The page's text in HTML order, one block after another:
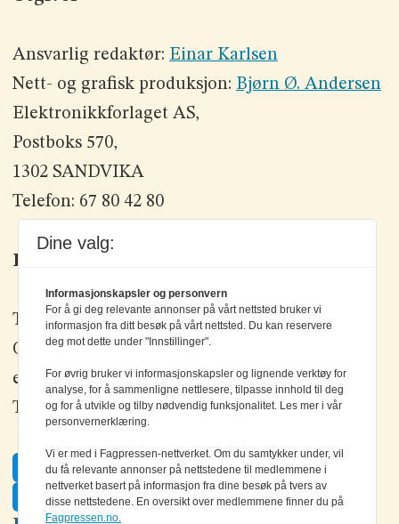
Ansvarlig redaktør: Einar Karlsen
Nett- og grafisk produksjon: Bjørn Ø. Andersen
Elektronikkforlaget AS,
Postboks 570,
1302 SANDVIKA
Telefon: 67 80 42 80
Kontakt oss
Tlf: +47 67 80 42 80
Olav Brunborgs vei 6, 1396 Billingstad
epost: elektronikk@elektronikkforlaget.no
Tips oss:tips@elektronikkforlaget.no
Facebook
Twitter
Dine valg:
Informasjonskapsler og personvern
For å gi deg relevante annonser på vårt nettsted bruker vi
informasjon fra ditt besøk på vårt nettsted. Du kan reservere
deg mot dette under "Innstillinger".
For øvrig bruker vi informasjonskapsler og lignende verktøy for
analyse, for å sammenligne nettlesere, tilpasse innhold til deg
og for å utvikle og tilby nødvendig funksjonalitet. Les mer i vår
personvernerklæring.
Vi er med i Fagpressen-nettverket. Om du samtykker under, vil
du få relevante annonser på nettstedene til medlemmene i
nettverket basert på informasjon fra dine besøk på tvers av
disse nettstedene. En oversikt over medlemmene finner du på
Fagpressen.no.